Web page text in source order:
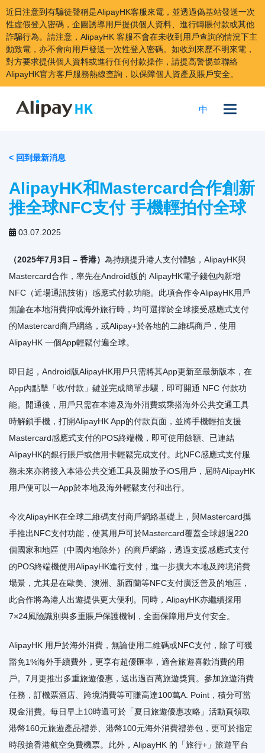
近日注意到有騙徒聲稱是AlipayHK客服來電，並透過偽基站發送一次
性虛假登入密碼，企圖誘導用戶提供個人資料、進行轉賬付款或其他
詐騙行為。請注意，AlipayHK 客服不會在未收到用戶查詢的情況下主
動致電，亦不會向用戶發送一次性登入密碼。如收到來歷不明來電，
對方要求提供個人資料或進行任何付款操作，請提高警惕並聯絡
AlipayHK官方客戶服務熱線查詢，以保障個人資產及賬戶安全。
中
< 回到最新消息
AlipayHK和Mastercard合作創新
推全球NFC支付 手機輕拍付全球
03.07.2025
（2025年7月3日 – 香港） 為持續提升港人支付體驗，AlipayHK與
Mastercard合作，率先在Android版的 AlipayHK電子錢包內新增
NFC（近場通訊技術）感應式付款功能。此項合作令AlipayHK用戶
無論在本地消費抑或海外旅行時，均可選擇於全球接受感應式支付
的Mastercard商戶網絡，或Alipay+於各地的二維碼商戶，使用
AlipayHK 一個App輕鬆付遍全球。
即日起，Android版AlipayHK用戶只需將其App更新至最新版本，在
App內點擊「收/付款」鍵並完成簡單步驟，即可開通 NFC 付款功
能。開通後，用戶只需在本港及海外消費或乘搭海外公共交通工具
時解鎖手機，打開AlipayHK App的付款頁面，並將手機輕拍支援
Mastercard感應式支付的POS終端機，即可使用餘額、已連結
AlipayHK的銀行賬戶或信用卡輕鬆完成支付。此NFC感應式支付服
務未來亦將接入本港公共交通工具及開放予iOS用戶，屆時AlipayHK
用戶便可以一App於本地及海外輕鬆支付和出行。
今次AlipayHK在全球二維碼支付商戶網絡基礎上，與Mastercard攜
手推出NFC支付功能，使其用戶可於Mastercard覆蓋全球超過220
個國家和地區（中國內地除外）的商戶網絡，透過支援感應式支付
的POS終端機使用AlipayHK進行支付，進一步擴大本地及跨境消費
場景，尤其是在歐美、澳洲、新西蘭等NFC支付廣泛普及的地區，
此合作將為港人出遊提供更大便利。同時，AlipayHK亦繼續採用
7×24風險識別與多重賬戶保護機制，全面保障用戶支付安全。
AlipayHK 用戶於海外消費，無論使用二維碼或NFC支付，除了可獲
豁免1%海外手續費外，更享有超優匯率，適合旅遊喜歡消費的用
戶。7月更推出多重旅遊優惠，送出過百萬旅遊獎賞。參加旅遊消費
任務，訂機票酒店、跨境消費等可賺高達100萬A. Point，積分可當
現金消費。每日早上10時還可於「夏日旅遊優惠攻略」活動頁領取
港幣160元旅遊產品禮券、港幣100元海外消費禮券包，更可於指定
時段搶香港航空免費機票。此外，AlipayHK 的「旅行+」旅遊平台